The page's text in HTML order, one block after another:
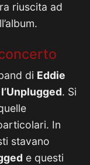
riuscita ad
di Eddie
l’Unplugged. Si
In
stavano
e questi